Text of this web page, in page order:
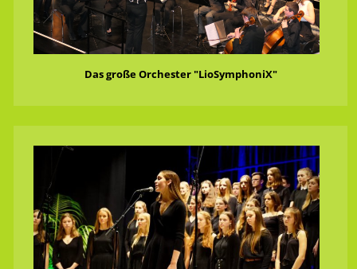
Das große Orchester "LioSymphoniX"